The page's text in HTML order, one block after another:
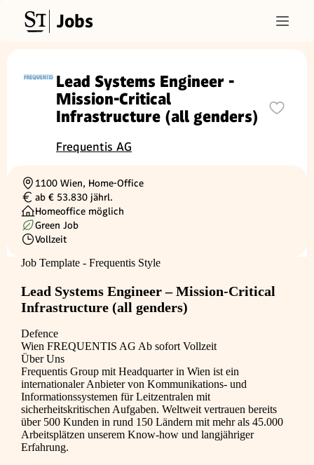
Jobs
Lead Systems Engineer -
Mission-Critical
Infrastructure (all genders)
Frequentis AG
Ortschaft
1100 Wien, Home-Office
Gehalt
ab € 53.830 jährl.
Homeoffice möglich
Green Job
Beschäftigungsart
Vollzeit
Job Template - Frequentis Style
Lead Systems Engineer – Mission-Critical
Infrastructure (all genders)
Defence
Wien FREQUENTIS AG Ab sofort Vollzeit
Über Uns
Frequentis Group mit Headquarter in Wien ist ein
internationaler Anbieter von Kommunikations- und
Informationssystemen für Leitzentralen mit
sicherheitskritischen Aufgaben. Weltweit vertrauen bereits
über 500 Kunden in rund 150 Ländern mit mehr als 45.000
Arbeitsplätzen unserem Know-how und langjähriger
Erfahrung.